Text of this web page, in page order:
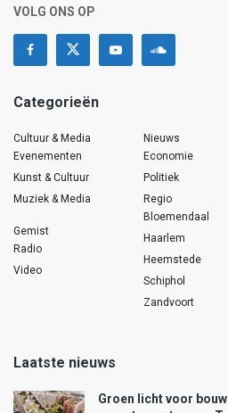
VOLG ONS OP
Categorieën
Cultuur & Media
Evenementen
Kunst & Cultuur
Muziek & Media
Gemist
Radio
Video
Nieuws
Economie
Politiek
Regio
Bloemendaal
Haarlem
Heemstede
Schiphol
Zandvoort
Laatste nieuws
Groen licht voor